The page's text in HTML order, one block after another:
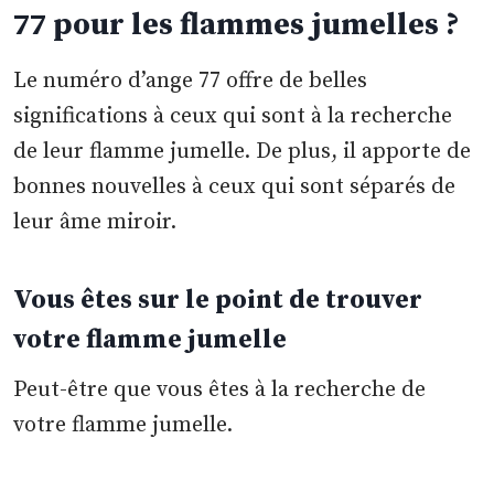
77 pour les flammes jumelles ?
Le numéro d’ange 77 offre de belles
significations à ceux qui sont à la recherche
de leur flamme jumelle. De plus, il apporte de
bonnes nouvelles à ceux qui sont séparés de
leur âme miroir.
Vous êtes sur le point de trouver
votre flamme jumelle
Peut-être que vous êtes à la recherche de
votre flamme jumelle.